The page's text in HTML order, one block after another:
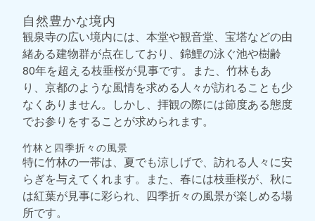
自然豊かな境内
観泉寺の広い境内には、本堂や観音堂、宝塔などの由
緒ある建物群が点在しており、錦鯉の泳ぐ池や樹齢
80年を超える枝垂桜が見事です。また、竹林もあ
り、京都のような風情を求める人々が訪れることも少
なくありません。しかし、拝観の際には節度ある態度
でお参りをすることが求められます。
竹林と四季折々の風景
特に竹林の一帯は、夏でも涼しげで、訪れる人々に安
らぎを与えてくれます。また、春には枝垂桜が、秋に
は紅葉が見事に彩られ、四季折々の風景が楽しめる場
所です。